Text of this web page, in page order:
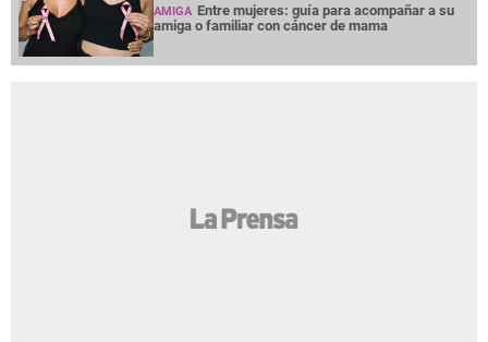
AMIGA Entre mujeres: guía para acompañar a su
amiga o familiar con cáncer de mama